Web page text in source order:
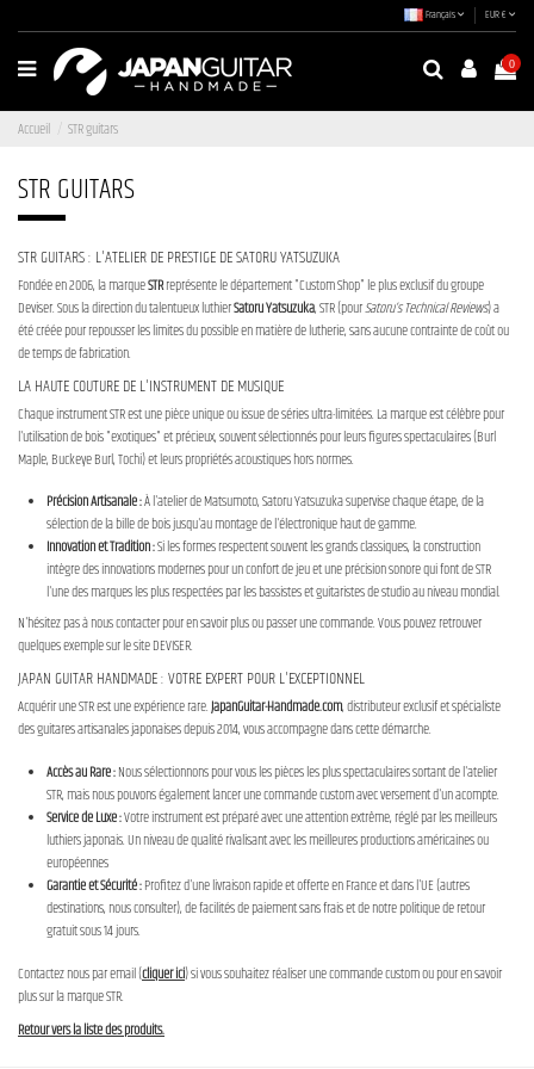
Français EUR €
0
Accueil STR guitars
STR GUITARS
STR GUITARS : L'ATELIER DE PRESTIGE DE SATORU YATSUZUKA
Fondée en 2006, la marqueSTRreprésente le département "Custom Shop" le plus exclusif du groupe
Deviser. Sous la direction du talentueux luthierSatoru Yatsuzuka, STR (pourSatoru’s Technical Reviews) a
été créée pour repousser les limites du possible en matière de lutherie, sans aucune contrainte de coût ou
de temps de fabrication.
LA HAUTE COUTURE DE L'INSTRUMENT DE MUSIQUE
Chaque instrument STR est une pièce unique ou issue de séries ultra-limitées. La marque est célèbre pour
l'utilisation de bois "exotiques" et précieux, souvent sélectionnés pour leurs figures spectaculaires (Burl
Maple, Buckeye Burl, Tochi) et leurs propriétés acoustiques hors normes.
Précision Artisanale :À l'atelier de Matsumoto, Satoru Yatsuzuka supervise chaque étape, de la
sélection de la bille de bois jusqu'au montage de l'électronique haut de gamme.
Innovation et Tradition :Si les formes respectent souvent les grands classiques, la construction
intègre des innovations modernes pour un confort de jeu et une précision sonore qui font de STR
l'une des marques les plus respectées par les bassistes et guitaristes de studio au niveau mondial.
N'hésitez pas à nous contacter pour en savoir plus ou passer une commande. Vous pouvez retrouver
quelques exemple sur le site DEVISER.
JAPAN GUITAR HANDMADE : VOTRE EXPERT POUR L'EXCEPTIONNEL
Acquérir une STR est une expérience rare.JapanGuitar-Handmade.com, distributeur exclusif et spécialiste
des guitares artisanales japonaises depuis 2014, vous accompagne dans cette démarche.
Accès au Rare :Nous sélectionnons pour vous les pièces les plus spectaculaires sortant de l'atelier
STR, mais nous pouvons également lancer une commande custom avec versement d'un acompte.
Service de Luxe :Votre instrument est préparé avec une attention extrême, réglé par les meilleurs
luthiers japonais. Un niveau de qualité rivalisant avec les meilleures productions américaines ou
européennes
Garantie et Sécurité :Profitez d'une livraison rapide et offerte en France et dans l'UE (autres
destinations, nous consulter), de facilités de paiement sans frais et de notre politique de retour
gratuit sous 14 jours.
Contactez nous par email (cliquer ici) si vous souhaitez réaliser une commande custom ou pour en savoir
plus sur la marque STR.
Retour vers la liste des produits.